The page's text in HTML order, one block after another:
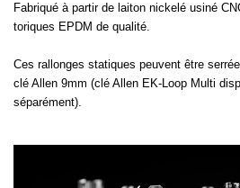
Fabriqué à partir de laiton nickelé usiné
toriques EPDM de qualité.
Ces rallonges statiques peuvent être
clé Allen 9mm (clé Allen EK-Loop Multi
séparément).